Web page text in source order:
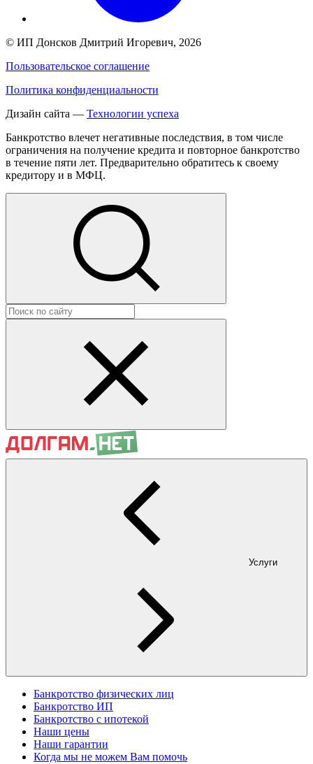
© ИП Донсков Дмитрий Игоревич, 2026
Пользовательское соглашение
Политика конфиденциальности
Дизайн сайта — Технологии успеха
Банкротство влечет негативные последствия, в том числе
ограничения на получение кредита и повторное банкротство
в течение пяти лет. Предварительно обратитесь к своему
кредитору и в МФЦ.
Услуги
Банкротство физических лиц
Банкротство ИП
Банкротство с ипотекой
Наши цены
Наши гарантии
Когда мы не можем Вам помочь